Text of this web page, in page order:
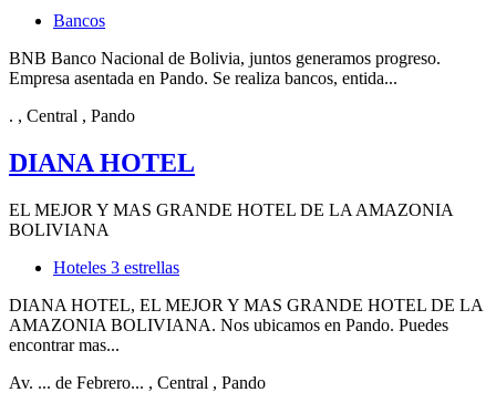
Bancos
BNB Banco Nacional de Bolivia, juntos generamos progreso.
Empresa asentada en Pando. Se realiza bancos, entida...
. , Central , Pando
DIANA HOTEL
EL MEJOR Y MAS GRANDE HOTEL DE LA AMAZONIA
BOLIVIANA
Hoteles 3 estrellas
DIANA HOTEL, EL MEJOR Y MAS GRANDE HOTEL DE LA
AMAZONIA BOLIVIANA. Nos ubicamos en Pando. Puedes
encontrar mas...
Av. ... de Febrero... , Central , Pando